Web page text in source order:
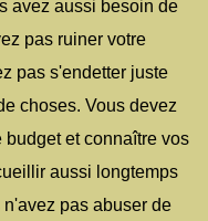
avez aussi besoin de
pas ruiner votre
pas s'endetter juste
choses. Vous devez
et connaître vos
aussi longtemps
pas abuser de